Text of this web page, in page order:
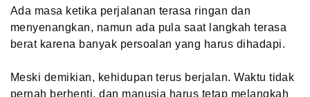
Ada masa ketika perjalanan terasa ringan dan
menyenangkan, namun ada pula saat langkah terasa
berat karena banyak persoalan yang harus dihadapi.
Meski demikian, kehidupan terus berjalan. Waktu tidak
pernah berhenti, dan manusia harus tetap melangkah